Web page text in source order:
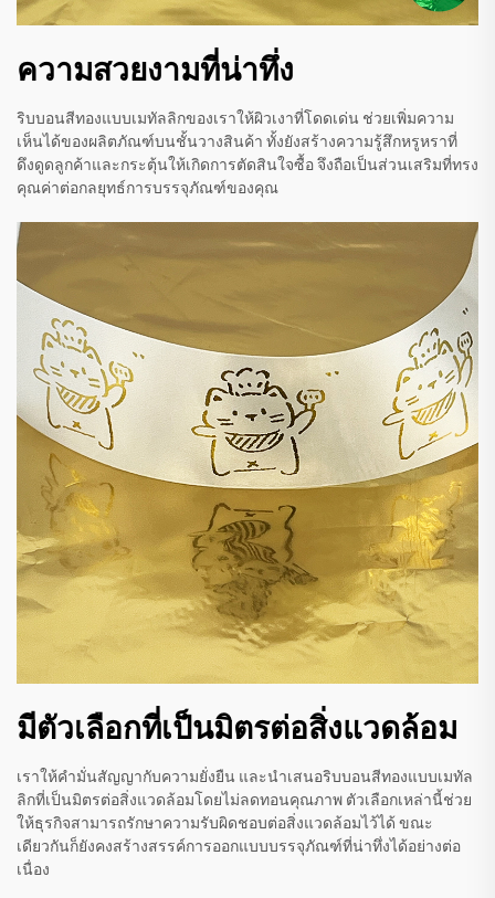
ความสวยงามที่น่าทึ่ง
ริบบอนสีทองแบบเมทัลลิกของเราให้ผิวเงาที่โดดเด่น ช่วยเพิ่มความ
เห็นได้ของผลิตภัณฑ์บนชั้นวางสินค้า ทั้งยังสร้างความรู้สึกหรูหราที่
ดึงดูดลูกค้าและกระตุ้นให้เกิดการตัดสินใจซื้อ จึงถือเป็นส่วนเสริมที่ทรง
คุณค่าต่อกลยุทธ์การบรรจุภัณฑ์ของคุณ
มีตัวเลือกที่เป็นมิตรต่อสิ่งแวดล้อม
เราให้คำมั่นสัญญากับความยั่งยืน และนำเสนอริบบอนสีทองแบบเมทัล
ลิกที่เป็นมิตรต่อสิ่งแวดล้อมโดยไม่ลดทอนคุณภาพ ตัวเลือกเหล่านี้ช่วย
ให้ธุรกิจสามารถรักษาความรับผิดชอบต่อสิ่งแวดล้อมไว้ได้ ขณะ
เดียวกันก็ยังคงสร้างสรรค์การออกแบบบรรจุภัณฑ์ที่น่าทึ่งได้อย่างต่อ
เนื่อง